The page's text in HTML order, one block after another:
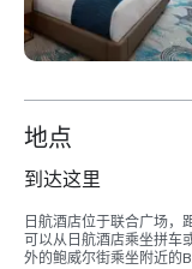
地点
到达这里
日航酒店位于联合广场，
可以从日航酒店乘坐拼
外的鲍威尔街乘坐附近的